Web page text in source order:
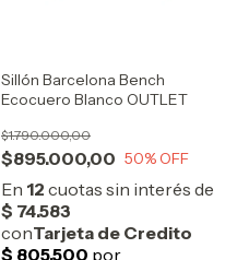
Sillón Barcelona Bench
Ecocuero Blanco OUTLET
$895.000,00
$1.790.000,00
50% OFF